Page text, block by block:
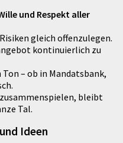
und Respekt aller
gleich offenzulegen.
kontinuierlich zu
– ob in Mandatsbank,
bleibt
Tal.
Ideen